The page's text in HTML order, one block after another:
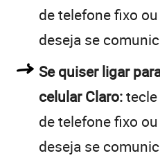
de telefone fixo
deseja se
Se quiser ligar
celular Claro:
de telefone fixo
deseja se